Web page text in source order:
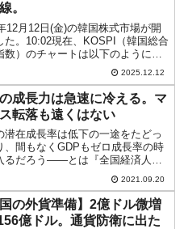
。
12月12日(金)の韓国株式市場が開
た。10:02現在、KOSPI（韓国総合
数）のチャートは以下のようにな
』より引用）。上げ始ま
線。KOSPIは「4,150」まで...
2025.12.12
成長力は急速に冷える。マ
転落も遠くはない
潜在成長率は低下の一途をたどっ
、間もなくGDPもゼロ成長率の時
るだろう――とは『全国経済人連
ほか韓国の経済学の先生方も指摘
ころです。↑このような推移から韓
もなくゼロ成長の時期に入ると予
ています。20...
2021.09.20
国の外貨準備】2億ドル微増
億ドル。通貨防衛に出た